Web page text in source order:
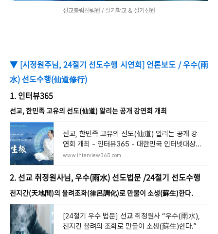
선교총림선림원 / 절기학교 & 절기선원
▼ [시정원주님, 24절기 선도수행 시연회] 언론보도 / 우수(雨
水) 선도수행(仙道修行)
1. 인터뷰365
선교, 한민족 고유의 선도(仙道) 알리는 공개 강연회 개최
선교, 한민족 고유의 선도(仙道) 알리는 공개 강
연회 개최 - 인터뷰365 - 대한민국 인터넷대상
최
www.interview365.com
2. 선교 취정원사님, 우수(雨水) 선도법문 /24절기 선도수행
천지간(天地間)의 율려조화(律呂調化)로 만물이 소생(蘇生)한다.
[24절기 우수 법문] 선교 취정원사 “우수(雨水),
천지간 율려의 조화로 만물이 소생(蘇生)한다.”